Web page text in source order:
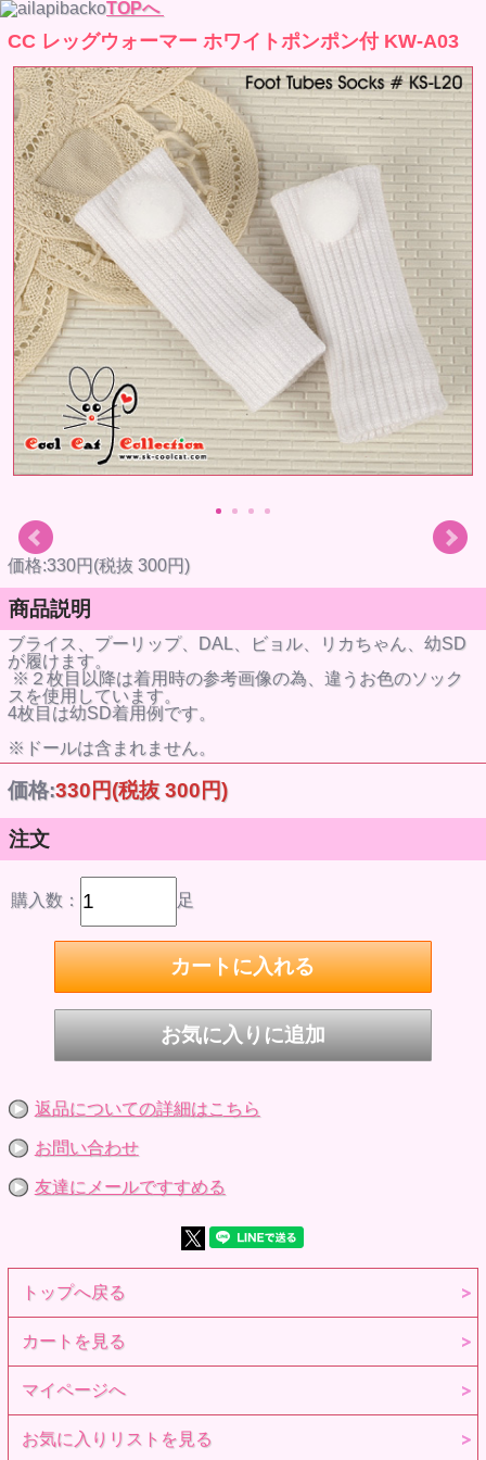
TOPへ
CC レッグウォーマー ホワイトポンポン付 KW-A03
価格:330円(税抜 300円)
商品説明
ブライス、プーリップ、DAL、ビョル、リカちゃん、幼SD
が履けます。
※２枚目以降は着用時の参考画像の為、違うお色のソック
スを使用しています。
4枚目は幼SD着用例です。
※ドールは含まれません。
価格:330円(税抜 300円)
注文
購入数： 足
返品についての詳細はこちら
お問い合わせ
友達にメールですすめる
トップへ戻る
カートを見る
マイページへ
お気に入りリストを見る